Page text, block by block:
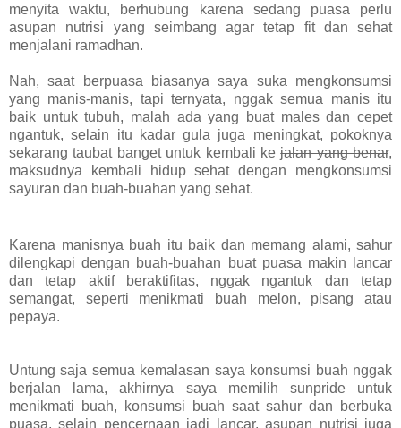
menyita waktu, berhubung karena sedang puasa perlu
asupan nutrisi yang seimbang agar tetap fit dan sehat
menjalani ramadhan.
Nah, saat berpuasa biasanya saya suka mengkonsumsi
yang manis-manis, tapi ternyata, nggak semua manis itu
baik untuk tubuh, malah ada yang buat males dan cepet
ngantuk, selain itu kadar gula juga meningkat, pokoknya
sekarang taubat banget untuk kembali kejalan yang benar,
maksudnya kembali hidup sehat dengan mengkonsumsi
sayuran dan buah-buahan yang sehat.
Karena manisnya buah itu baik dan memang alami, sahur
dilengkapi dengan buah-buahan buat puasa makin lancar
dan tetap aktif beraktifitas, nggak ngantuk dan tetap
semangat, seperti menikmati buah melon, pisang atau
pepaya.
Untung saja semua kemalasan saya konsumsi buah nggak
berjalan lama, akhirnya saya memilih sunpride untuk
menikmati buah, konsumsi buah saat sahur dan berbuka
puasa, selain pencernaan jadi lancar, asupan nutrisi juga